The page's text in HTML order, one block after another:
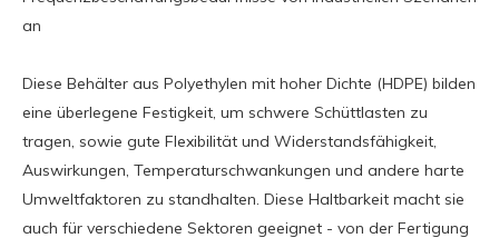
an
Diese Behälter aus Polyethylen mit hoher Dichte (HDPE) bilden
eine überlegene Festigkeit, um schwere Schüttlasten zu
tragen, sowie gute Flexibilität und Widerstandsfähigkeit,
Auswirkungen, Temperaturschwankungen und andere harte
Umweltfaktoren zu standhalten. Diese Haltbarkeit macht sie
auch für verschiedene Sektoren geeignet - von der Fertigung